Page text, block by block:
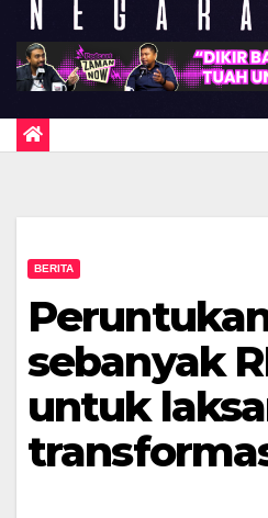
BERITA
sebanyak
untuk